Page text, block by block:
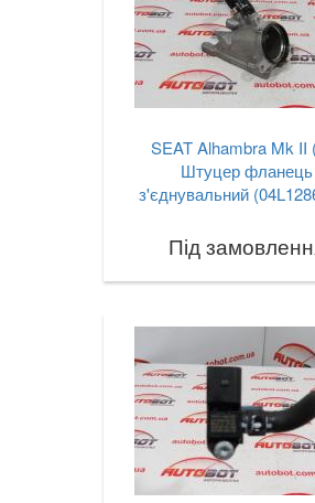
SEAT Alhambra Mk II
Штуцер фланець
з'єднувальний
Під